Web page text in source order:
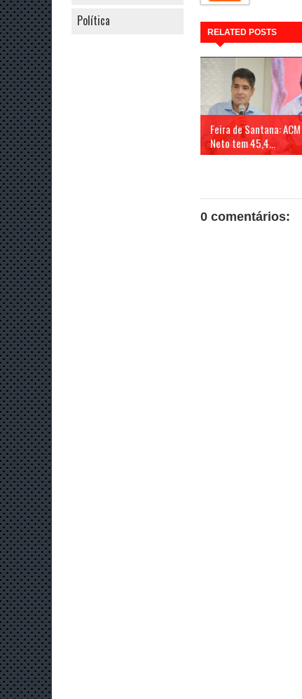
Política
RELATED POSTS
Feira de Santana: ACM
Neto tem 45,4...
0 comentários: